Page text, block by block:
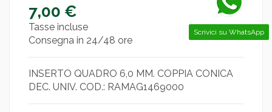
7,00 €
Tasse incluse
Consegna in 24/48 ore
INSERTO QUADRO 6,0 MM. COPPIA CONICA
DEC. UNIV. COD.: RAMAG1469000
Scrivici su WhatsApp